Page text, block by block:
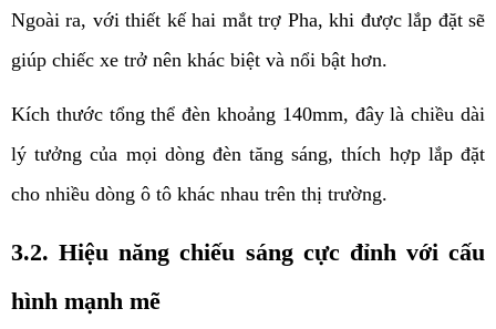
Ngoài ra, với thiết kế hai mắt trợ Pha, khi được lắp đặt sẽ
giúp chiếc xe trở nên khác biệt và nổi bật hơn.
Kích thước tổng thể đèn khoảng 140mm, đây là chiều dài
lý tưởng của mọi dòng đèn tăng sáng, thích hợp lắp đặt
cho nhiều dòng ô tô khác nhau trên thị trường.
3.2. Hiệu năng chiếu sáng cực đỉnh với cấu
hình mạnh mẽ